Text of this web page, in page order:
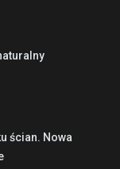
ścian. Nowa